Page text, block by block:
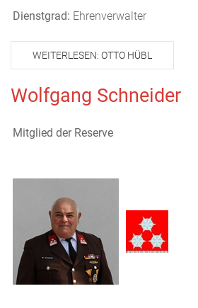
Dienstgrad: Ehrenverwalter
WEITERLESEN: OTTO HÜBL
Wolfgang Schneider
Mitglied der Reserve